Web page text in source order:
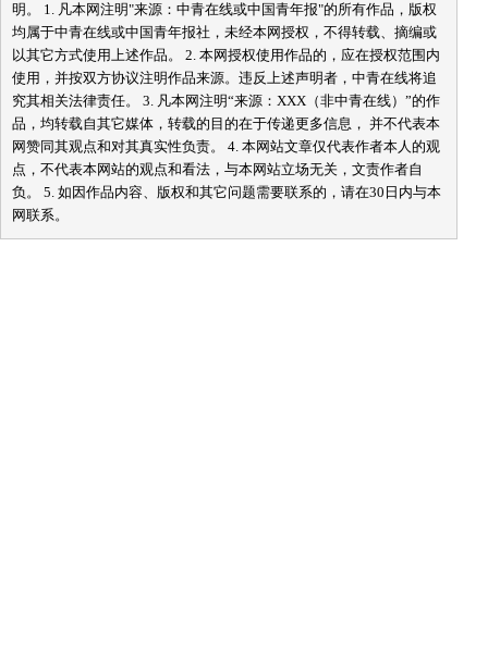
明。 1. 凡本网注明"来源：中青在线或中国青年报"的所有作品，版权
均属于中青在线或中国青年报社，未经本网授权，不得转载、摘编或
以其它方式使用上述作品。 2. 本网授权使用作品的，应在授权范围内
使用，并按双方协议注明作品来源。违反上述声明者，中青在线将追
究其相关法律责任。 3. 凡本网注明“来源：XXX（非中青在线）”的作
品，均转载自其它媒体，转载的目的在于传递更多信息， 并不代表本
网赞同其观点和对其真实性负责。 4. 本网站文章仅代表作者本人的观
点，不代表本网站的观点和看法，与本网站立场无关，文责作者自
负。 5. 如因作品内容、版权和其它问题需要联系的，请在30日内与本
网联系。